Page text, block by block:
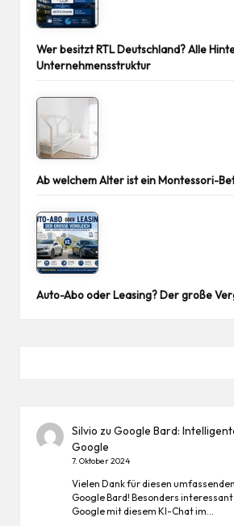
Wer besitzt RTL Deutschland? Alle
Unternehmensstruktur
Ab welchem Alter ist ein Montessori-
Auto-Abo oder Leasing? Der große
Silvio zuGoogle Bard:
Google
7. Oktober 2024
Vielen Dank für diesen
Google Bard! Besonders interessant
Google mit diesem KI-Chat im…